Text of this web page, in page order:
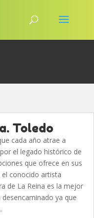
Toledo
cada año atrae a
el legado histórico de
que ofrece en sus
el conocido artista
de La Reina es la mejor
ya que